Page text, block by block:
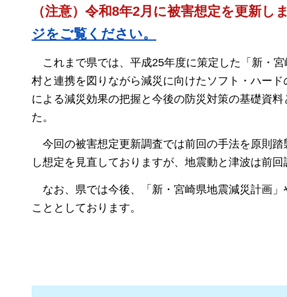
（注意）令和8年2月に被害想定を更新し
ジをご覧ください。
これまで県では、平成25年度に策定した「新・
村と連携を図りながら減災に向けたソフト・ハー
による減災効果の把握と今後の防災対策の基礎資
た。
今回の被害想定更新調査では前回の手法を原則
し想定を見直しておりますが、地震動と津波は前
なお、 県では今後、「新・宮崎県地震減災計画
こととしております。